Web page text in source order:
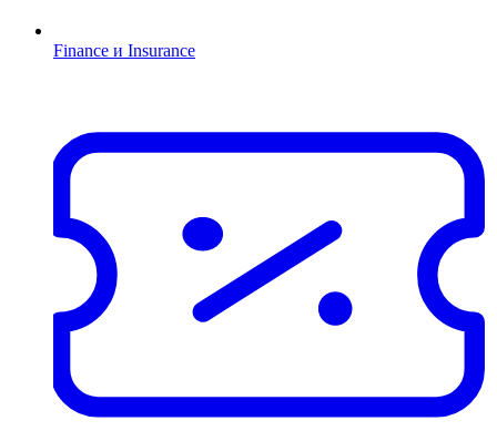
Finance и Insurance